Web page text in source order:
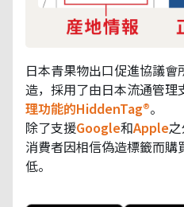
日本青果物出口促進協議
造，採用了由日本流通管理
理功能的HiddenTag®。
除了支援Google和Apple
消費者因相信偽造標籤而
低。